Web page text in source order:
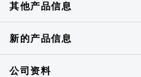
其他产品信息
新的产品信息
公司资料